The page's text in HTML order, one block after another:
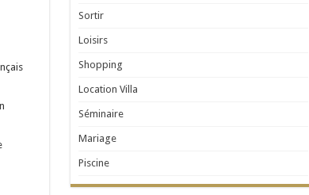
Sortir
Loisirs
Shopping
Location Villa
Séminaire
Mariage
Piscine